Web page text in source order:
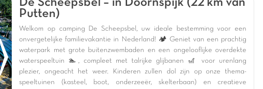
De Scheepsbel – in Doornspijk (22 km van
Putten)
Welkom op camping De Scheepsbel, uw ideale bestemming voor een
onvergetelijke familievakantie in Nederland! 🏕️ Geniet van een prachtig
waterpark met grote buitenzwembaden en een ongelooflijke overdekte
waterspeeltuin 🏊, compleet met talrijke glijbanen 🎢 voor urenlang
plezier, ongeacht het weer. Kinderen zullen dol zijn op onze thema-
speeltuinen (kasteel, boot, onderzeeër, skelterbaan) en creatieve